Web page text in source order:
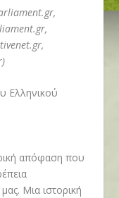
,
,
,
)
Ελληνικού
απόφαση που
Μια ιστορική